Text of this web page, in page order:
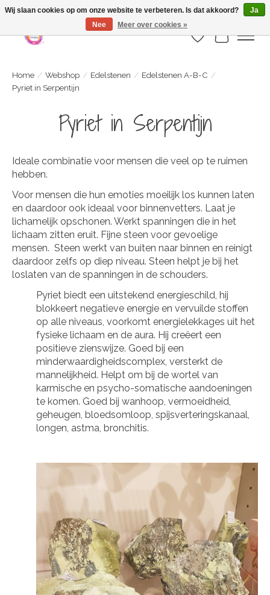
Webshop is geopend maar nog onder constructie | let op: Verzenden vanaf 29
juli
Verlanglijst
Home / Webshop / Edelstenen / Edelstenen A-B-C /
Pyriet in Serpentijn
Pyriet in Serpentijn
Ideale combinatie voor mensen die veel op te ruimen
hebben.
Voor mensen die hun emoties moeilijk los kunnen laten
en daardoor ook ideaal voor binnenvetters. Laat je
lichamelijk opschonen. Werkt spanningen die in het
lichaam zitten eruit. Fijne steen voor gevoelige
mensen. Steen werkt van buiten naar binnen en reinigt
daardoor zelfs op diep niveau. Steen helpt je bij het
loslaten van de spanningen in de schouders.
Pyriet biedt een uitstekend energieschild, hij
blokkeert negatieve energie en vervuilde stoffen
op alle niveaus, voorkomt energielekkages uit het
fysieke lichaam en de aura. Hij creëert een
positieve zienswijze. Goed bij een
minderwaardigheidscomplex, versterkt de
mannelijkheid. Helpt om bij de wortel van
karmische en psycho-somatische aandoeningen
te komen. Goed bij wanhoop, vermoeidheid,
geheugen, bloedsomloop, spijsverteringskanaal,
longen, astma, bronchitis.
Wij slaan cookies op om onze website te verbeteren. Is dat akkoord?
Ja
Nee
Meer over cookies »